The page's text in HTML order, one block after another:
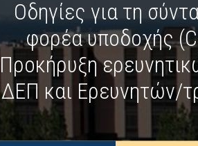
Οδηγίες για τη
φορέα υποδοχής
Προκήρυξη
ΔΕΠ και Ερευνητών/